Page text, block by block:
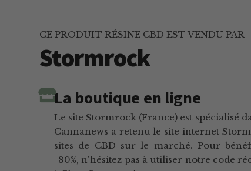
CE PRODUIT RÉSINE CBD EST VENDU PAR
Stormrock
La boutique en ligne
Le site Stormrock (France) est spécialisé
Cannanews a retenu le site internet
sites de CBD sur le marché. Pour
-80%, n'hésitez pas à utiliser notre code